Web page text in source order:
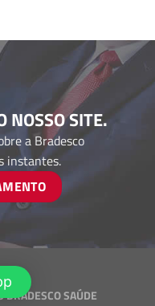
NOSSO SITE.
a Bradesco
instantes.
BRADESCO SAÚDE